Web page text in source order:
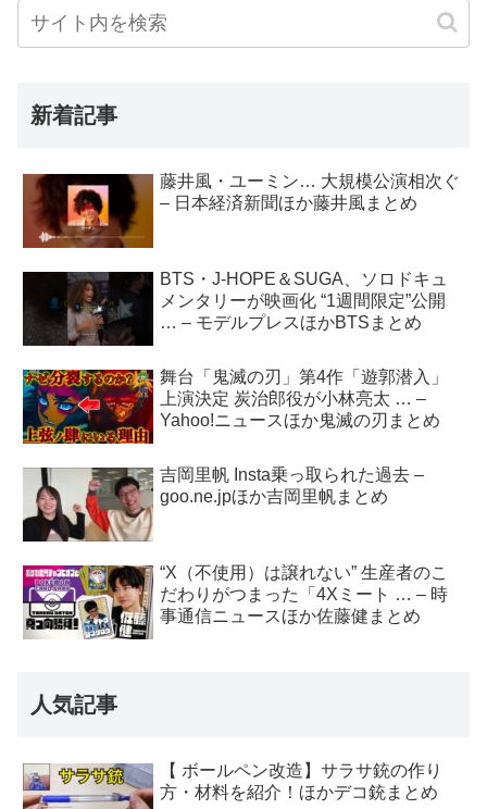
新着記事
藤井風・ユーミン… 大規模公演相次ぐ
– 日本経済新聞ほか藤井風まとめ
BTS・J-HOPE＆SUGA、ソロドキュ
メンタリーが映画化 “1週間限定”公開
… – モデルプレスほかBTSまとめ
舞台「鬼滅の刃」第4作「遊郭潜入」
上演決定 炭治郎役が小林亮太 … –
Yahoo!ニュースほか鬼滅の刃まとめ
吉岡里帆 Insta乗っ取られた過去 –
goo.ne.jpほか吉岡里帆まとめ
“X（不使用）は譲れない” 生産者のこ
だわりがつまった「4Xミート … – 時
事通信ニュースほか佐藤健まとめ
人気記事
【 ボールペン改造】サラサ銃の作り
方・材料を紹介！ほかデコ銃まとめ